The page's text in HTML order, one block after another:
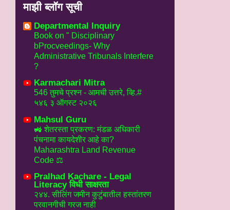
माझी ब्लॉग सूची
Departmental Inquiry
Book on " Disciplinary
bProcveedings- Why
Administrative Tribunals Interfere
?
Karmachari Mitra
546 तुमचे प्रश्न - आमची उत्तरे, व्हि.#
५४६ ३ ऑगस्ट २०२६
Mahsul Guru
🚜 शेतरस्ता प्रकरण: मंडळ अधिकारी
पंचनामा कायदेशीर आहे का?
Maharashtra Land Revenue
Code ⚖️
Pralhad Kachare - Legal
Literacy विधी साक्षरता
२४४. सीलिंग जमीन कुटुंबातील हस्तांतरण
परवानगीची गरज नाही